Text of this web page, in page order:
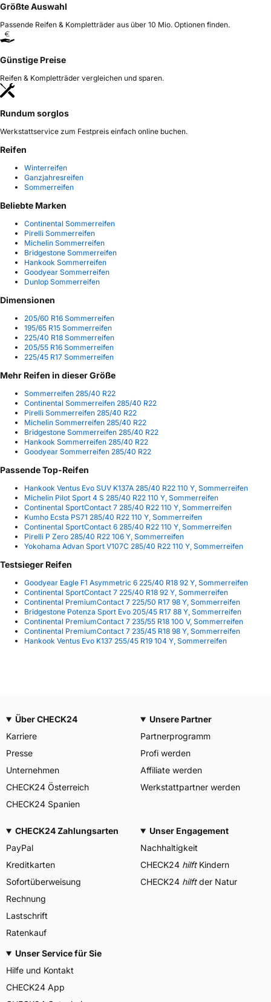
Größte Auswahl
Passende Reifen & Kompletträder aus über 10 Mio. Optionen finden.
Günstige Preise
Reifen & Kompletträder vergleichen und sparen.
Rundum sorglos
Werkstattservice zum Festpreis einfach online buchen.
Reifen
Winterreifen
Ganzjahresreifen
Sommerreifen
Beliebte Marken
Continental Sommerreifen
Pirelli Sommerreifen
Michelin Sommerreifen
Bridgestone Sommerreifen
Hankook Sommerreifen
Goodyear Sommerreifen
Dunlop Sommerreifen
Dimensionen
205/60 R16 Sommerreifen
195/65 R15 Sommerreifen
225/40 R18 Sommerreifen
205/55 R16 Sommerreifen
225/45 R17 Sommerreifen
Mehr Reifen in dieser Größe
Sommerreifen 285/40 R22
Continental Sommerreifen 285/40 R22
Pirelli Sommerreifen 285/40 R22
Michelin Sommerreifen 285/40 R22
Bridgestone Sommerreifen 285/40 R22
Hankook Sommerreifen 285/40 R22
Goodyear Sommerreifen 285/40 R22
Passende Top-Reifen
Hankook Ventus Evo SUV K137A 285/40 R22 110 Y, Sommerreifen
Michelin Pilot Sport 4 S 285/40 R22 110 Y, Sommerreifen
Continental SportContact 7 285/40 R22 110 Y, Sommerreifen
Kumho Ecsta PS71 285/40 R22 110 Y, Sommerreifen
Continental SportContact 6 285/40 R22 110 Y, Sommerreifen
Pirelli P Zero 285/40 R22 106 Y, Sommerreifen
Yokohama Advan Sport V107C 285/40 R22 110 Y, Sommerreifen
Testsieger Reifen
Goodyear Eagle F1 Asymmetric 6 225/40 R18 92 Y, Sommerreifen
Continental SportContact 7 225/40 R18 92 Y, Sommerreifen
Continental PremiumContact 7 225/50 R17 98 Y, Sommerreifen
Bridgestone Potenza Sport Evo 205/45 R17 88 Y, Sommerreifen
Continental PremiumContact 7 235/55 R18 100 V, Sommerreifen
Continental PremiumContact 7 235/45 R18 98 Y, Sommerreifen
Hankook Ventus Evo K137 255/45 R19 104 Y, Sommerreifen
Über CHECK24
Karriere
Presse
Unternehmen
CHECK24 Österreich
CHECK24 Spanien
Unsere Partner
Partnerprogramm
Profi werden
Affiliate werden
Werkstattpartner werden
CHECK24 Zahlungsarten
PayPal
Kreditkarten
Sofortüberweisung
Rechnung
Lastschrift
Ratenkauf
Unser Engagement
Nachhaltigkeit
CHECK24 hilftKindern
CHECK24 hilftder Natur
Unser Service für Sie
Hilfe und Kontakt
CHECK24 App